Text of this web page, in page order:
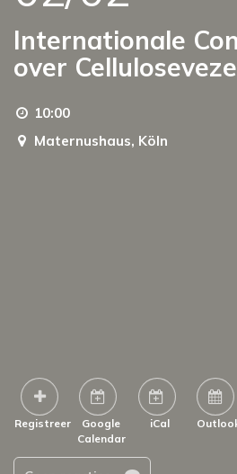
Internationale
over
10:00
Maternushaus, Köln
Registreer
Google
Calendar
iCal